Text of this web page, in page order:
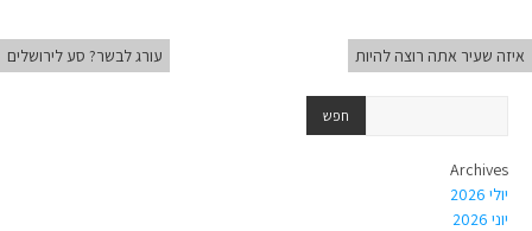
איזה שעיר אתה רוצה להיות עורג לבשר? סע לירושלים
Archives
יולי 2026
יוני 2026